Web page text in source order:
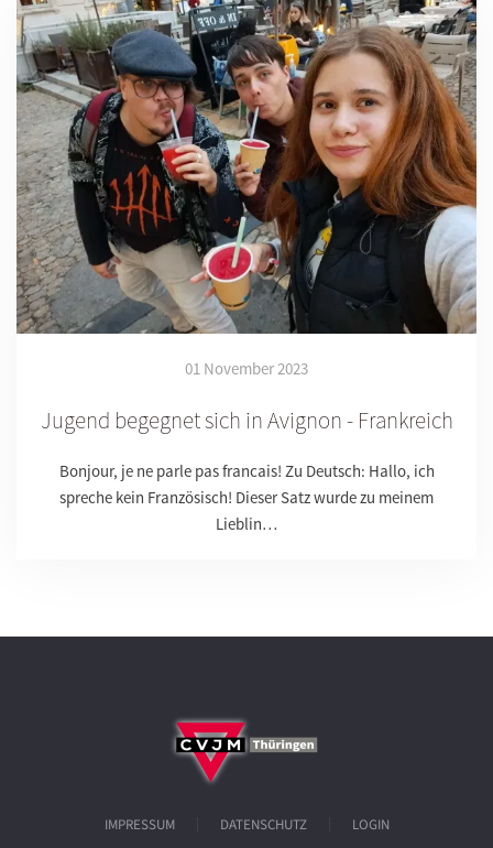
01 November 2023
Jugend begegnet sich in Avignon - Frankreich
Bonjour, je ne parle pas francais! Zu Deutsch: Hallo, ich
spreche kein Französisch! Dieser Satz wurde zu meinem
Lieblin…
IMPRESSUM DATENSCHUTZ LOGIN